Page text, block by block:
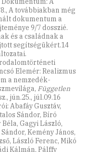
A továbbiakban még
dokumentum a
9/7 dosszié.
és a családnak a
segítségükért.14
Elemér: Realizmus
a nemzedék-
Független
jún.25., júl.09.16
Abafáy Gusztáv,
Sándor, Bíró
Gagyi László,
Kemény János,
László Ferenc, Mikó
Kálmán, Pálffy